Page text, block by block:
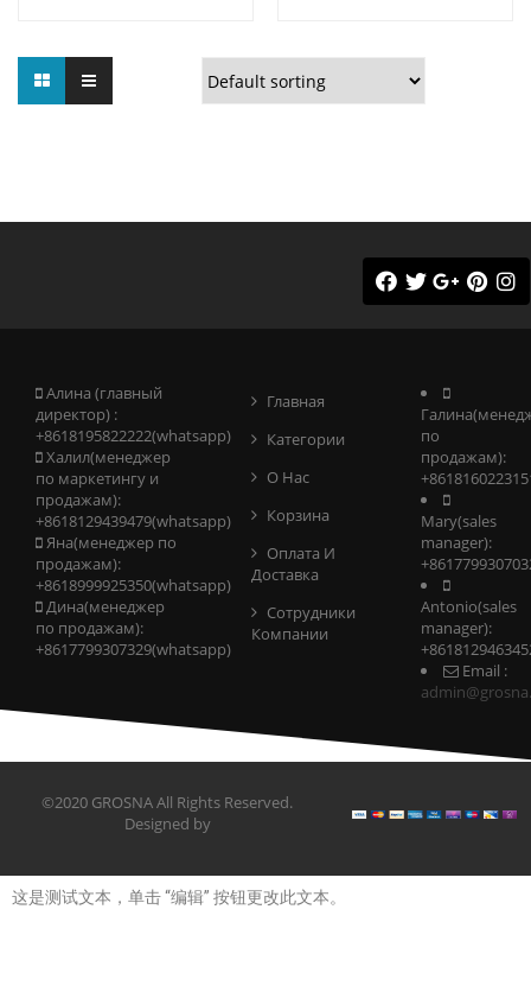
Алина (главный
директор) :
+8618195822222(whatsapp)
Халил(менеджер
по маркетингу и
продажам):
+8618129439479(whatsapp)
Яна(менеджер по
продажам):
+8618999925350(whatsapp)
Дина(менеджер
по продажам):
+8617799307329(whatsapp)
Главная
Категории
О Нас
Корзина
Оплата И
Доставка
Сотрудники
Компании
по
продажам):
Mary(sales
manager):
Antonio(sales
manager):
Email :
©2020 GROSNA All Rights Reserved.
Designed by
这是测试文本，单击 “编辑” 按钮更改此文本。